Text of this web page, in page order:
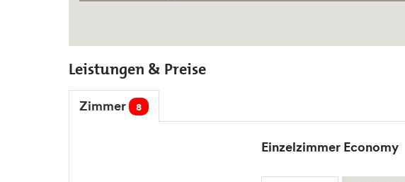
Leistungen & Preise
Zimmer 8
Einzelzimmer Economy